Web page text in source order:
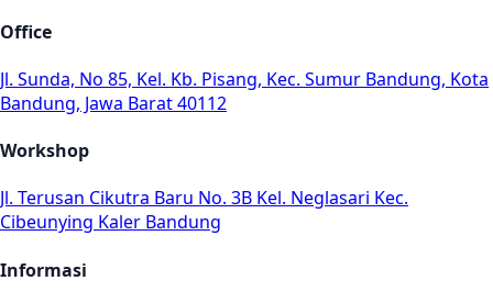
Office
Jl. Sunda, No 85, Kel. Kb. Pisang, Kec. Sumur Bandung, Kota
Bandung, Jawa Barat 40112
Workshop
Jl. Terusan Cikutra Baru No. 3B Kel. Neglasari Kec.
Cibeunying Kaler Bandung
Informasi